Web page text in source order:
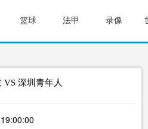
篮球 法甲 录像
VS 深圳青年人